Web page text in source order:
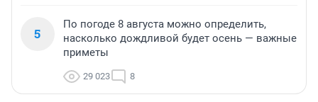
5
По погоде 8 августа можно определить,
насколько дождливой будет осень — важные
приметы
29 023 8